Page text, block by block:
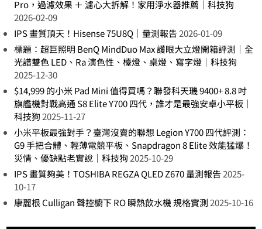
Pro，過濾效果 ＋ 濾心大拆解！家用淨水器推薦｜科技狗
2026-02-09
IPS 畫質頂天！Hisense 75U8Q｜量測報告2026-01-09
標題：超巨照明 BenQ MindDuo Max 護眼大立燈開箱評測｜全
光譜雙色 LED、Ra 演色性、檯燈、桌燈、寫字燈｜科技狗
2025-12-30
$14,999 的小米 Pad Mini 值得買嗎？聯發科天璣 9400+ 8.8 吋
旗艦機對戰高通 S8 Elite Y700 四代，誰才是最強安卓小平板｜
科技狗 2025-11-27
小米平板最強對手？臺灣沒賣的聯想 Legion Y700 四代評測：
G9 手把合體、輕薄電競平板、Snapdragon 8 Elite 效能猛爆！
災情、優缺點老實說｜科技狗 2025-10-29
IPS 畫質夠美！TOSHIBA REGZA QLED Z670 量測報告2025-
10-17
康麗根 Culligan 聲控櫥下 RO 瞬熱飲水機 規格實測 2025-10-16